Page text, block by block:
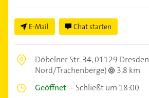
E-Mail Chat starten
Döbelner Str. 34,01129 Dresden
Nord/Trachenberge)
3,8 km
Geöffnet –Schließt um 18:00